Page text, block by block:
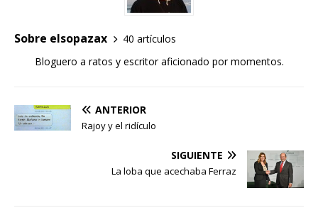
Sobre elsopazax
40 artículos
Bloguero a ratos y escritor aficionado por momentos.
ANTERIOR
Rajoy y el ridículo
SIGUIENTE
La loba que acechaba Ferraz